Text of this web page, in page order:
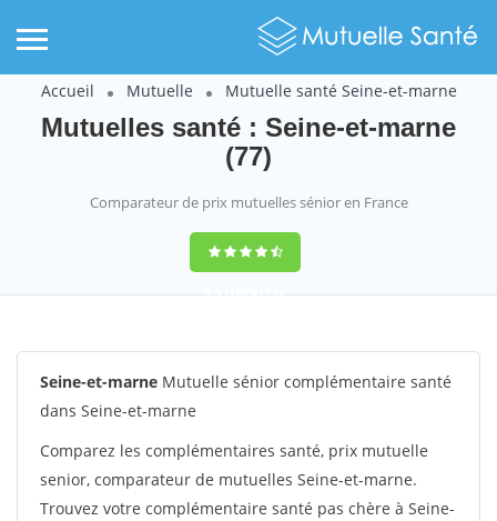
Accueil Mutuelle Mutuelle santé Seine-et-marne
Mutuelles santé : Seine-et-marne
(77)
Comparateur de prix mutuelles sénior en France
9,3(100%)152
Seine-et-marne Mutuelle sénior complémentaire santé
dans Seine-et-marne
Comparez les complémentaires santé, prix mutuelle
senior, comparateur de mutuelles Seine-et-marne.
Trouvez votre complémentaire santé pas chère à Seine-